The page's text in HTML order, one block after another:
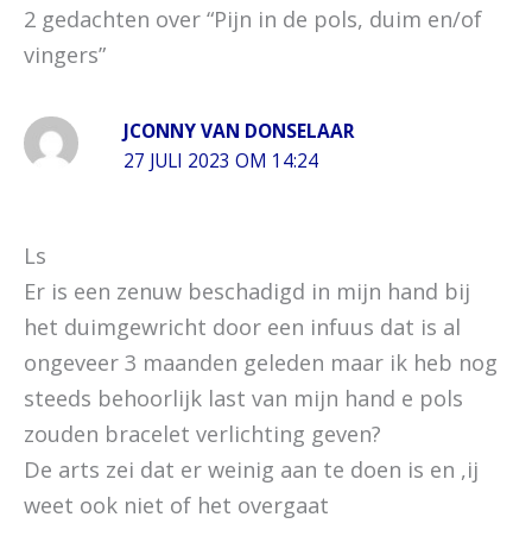
2 gedachten over “Pijn in de pols, duim en/of
vingers”
JCONNY VAN DONSELAAR
27 JULI 2023 OM 14:24
Ls
Er is een zenuw beschadigd in mijn hand bij
het duimgewricht door een infuus dat is al
ongeveer 3 maanden geleden maar ik heb nog
steeds behoorlijk last van mijn hand e pols
zouden bracelet verlichting geven?
De arts zei dat er weinig aan te doen is en ,ij
weet ook niet of het overgaat